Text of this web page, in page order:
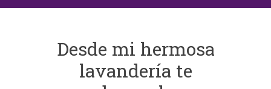
Desde mi hermosa
lavandería te